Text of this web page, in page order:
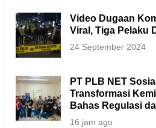
Video Dugaan
Viral, Tiga Pelaku
24 September 2024
PT PLB NET
Transformasi
Bahas Regulasi
16 jam ago